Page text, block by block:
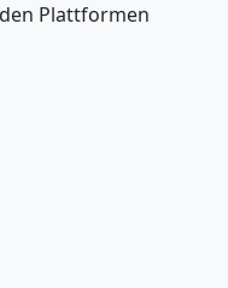
Plattformen